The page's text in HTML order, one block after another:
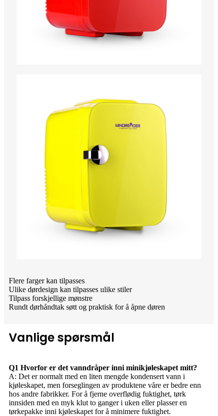
Flere farger kan tilpasses
Ulike dørdesign kan tilpasses ulike stiler
Tilpass forskjellige mønstre
Rundt dørhåndtak søtt og praktisk for å åpne døren
Vanlige spørsmål
Q1 Hvorfor er det vanndråper inni minikjøleskapet mitt?
A: Det er normalt med en liten mengde kondensert vann i
kjøleskapet, men forseglingen av produktene våre er bedre enn
hos andre fabrikker. For å fjerne overflødig fuktighet, tørk
innsiden med en myk klut to ganger i uken eller plasser en
tørkepakke inni kjøleskapet for å minimere fuktighet.